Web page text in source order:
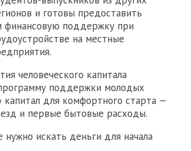
и готовы предоставить
финансовую поддержку при
на местные
человеческого капитала
поддержки молодых
для комфортного старта —
и первые бытовые расходы.
искать деньги для начала